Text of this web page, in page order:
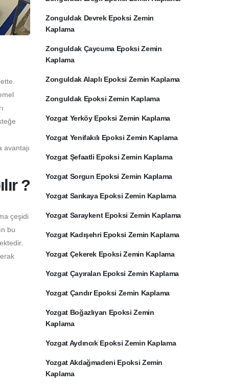
?
çeşidi
bu
Zonguldak Devrek Epoksi Zemin
Kaplama
Zonguldak Çaycuma Epoksi Zemin
Kaplama
Zonguldak Alaplı Epoksi Zemin Kaplama
Zonguldak Epoksi Zemin Kaplama
Yozgat Yerköy Epoksi Zemin Kaplama
Yozgat Yenifakılı Epoksi Zemin Kaplama
Yozgat Şefaatli Epoksi Zemin Kaplama
Yozgat Sorgun Epoksi Zemin Kaplama
Yozgat Sarıkaya Epoksi Zemin Kaplama
Yozgat Saraykent Epoksi Zemin Kaplama
Yozgat Kadışehri Epoksi Zemin Kaplama
Yozgat Çekerek Epoksi Zemin Kaplama
Yozgat Çayıralan Epoksi Zemin Kaplama
Yozgat Çandır Epoksi Zemin Kaplama
Yozgat Boğazlıyan Epoksi Zemin
Kaplama
Yozgat Aydıncık Epoksi Zemin Kaplama
Yozgat Akdağmadeni Epoksi Zemin
Kaplama